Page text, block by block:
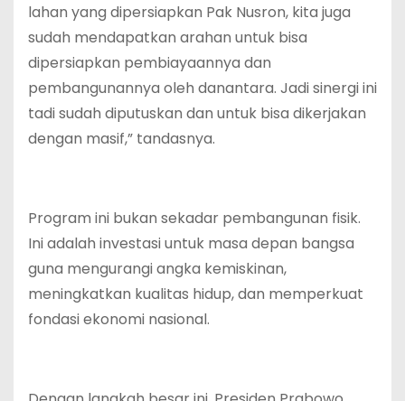
lahan yang dipersiapkan Pak Nusron, kita juga
sudah mendapatkan arahan untuk bisa
dipersiapkan pembiayaannya dan
pembangunannya oleh danantara. Jadi sinergi ini
tadi sudah diputuskan dan untuk bisa dikerjakan
dengan masif,” tandasnya.
‎Program ini bukan sekadar pembangunan fisik.
Ini adalah investasi untuk masa depan bangsa
guna mengurangi angka kemiskinan,
meningkatkan kualitas hidup, dan memperkuat
fondasi ekonomi nasional.